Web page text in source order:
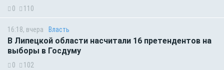
0 110
16:18, вчера Власть
В Липецкой области насчитали 16 претендентов на
выборы в Госдуму
0 102